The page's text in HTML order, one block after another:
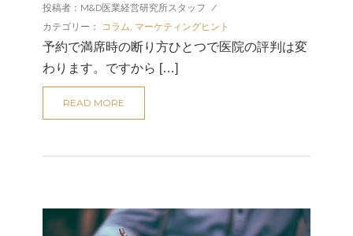
投稿者：M&D医業経営研究所スタッフ /
カテゴリー：
コラム, マーケティングヒント
予約で満席時の断り方ひとつで医院の評判は変
わります。ですから […]
READ MORE